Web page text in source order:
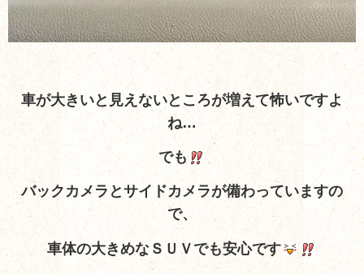
車が大きいと見えないところが増えて怖いですよ
ね…
でも
バックカメラとサイドカメラが備わっていますの
で、
車体の大きめなＳＵＶでも安心です